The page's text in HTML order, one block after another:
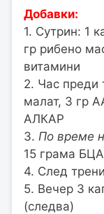
Добавки:
1. Сутрин: 1
гр рибено
витамини
2. Час преди
малат, 3 гр
АЛКАР
3. По време
15 грама
4. След
5. Вечер 3
(следва)